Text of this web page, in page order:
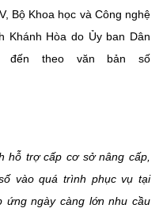
VBQPPL
Bộ Khoa học và Công nghệ
Khánh Hòa do Ủy ban Dân
đến theo văn bản số
hỗ trợ cấp cơ sở nâng cấp,
vào quá trình phục vụ tại
ứng ngày càng lớn nhu cầu